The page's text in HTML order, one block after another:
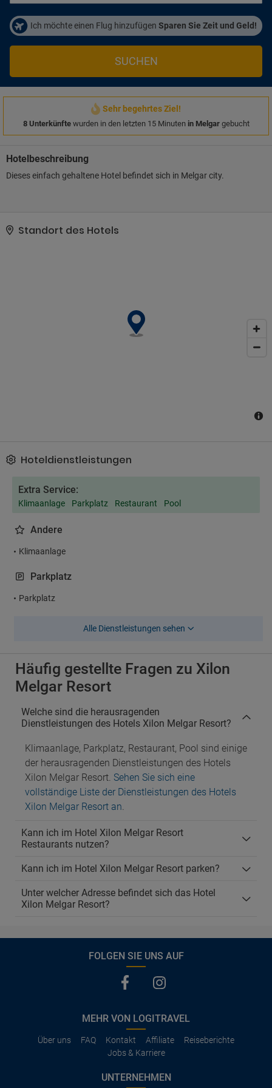
Ich möchte einen Flug hinzufügen Sparen Sie Zeit und Geld!
SUCHEN
Sehr begehrtes Ziel!
8 Unterkünftewurden in den letzten 15 Minutenin Melgargebucht
Hotelbeschreibung
Dieses einfach gehaltene Hotel befindet sich in Melgar city.
Standort des Hotels
Hoteldienstleistungen
Extra Service:
Klimaanlage Parkplatz Restaurant Pool
Andere
Klimaanlage
Parkplatz
Parkplatz
Alle Dienstleistungen sehen
Häufig gestellte Fragen zu Xilon
Melgar Resort
Welche sind die herausragenden
Dienstleistungen des Hotels Xilon Melgar Resort?
Klimaanlage, Parkplatz, Restaurant, Pool sind einige
der herausragenden Dienstleistungen des Hotels
Xilon Melgar Resort. Sehen Sie sich eine
vollständige Liste der Dienstleistungen des Hotels
Xilon Melgar Resort an.
Kann ich im Hotel Xilon Melgar Resort
Restaurants nutzen?
Kann ich im Hotel Xilon Melgar Resort parken?
Unter welcher Adresse befindet sich das Hotel
Xilon Melgar Resort?
FOLGEN SIE UNS AUF
MEHR VON LOGITRAVEL
Über uns FAQ Kontakt Affiliate
Reiseberichte
Jobs & Karriere
UNTERNEHMEN